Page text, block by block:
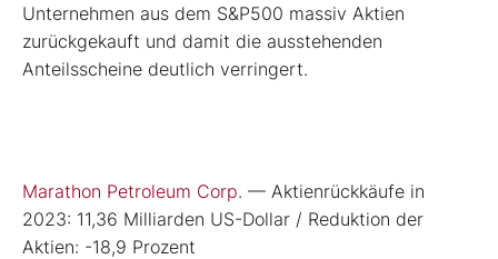
Unternehmen aus dem S&P500 massiv Aktien
zurückgekauft und damit die ausstehenden
Anteilsscheine deutlich verringert.
Marathon Petroleum Corp. — Aktienrückkäufe in
2023: 11,36 Milliarden US-Dollar / Reduktion der
Aktien: -18,9 Prozent